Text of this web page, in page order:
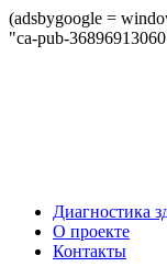
(adsbygoogle =
"ca-pub-
Диагностика
О проекте
Контакты